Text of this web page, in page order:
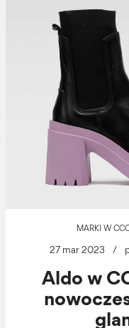
MARKI W
27 mar 2023 /
Aldo w